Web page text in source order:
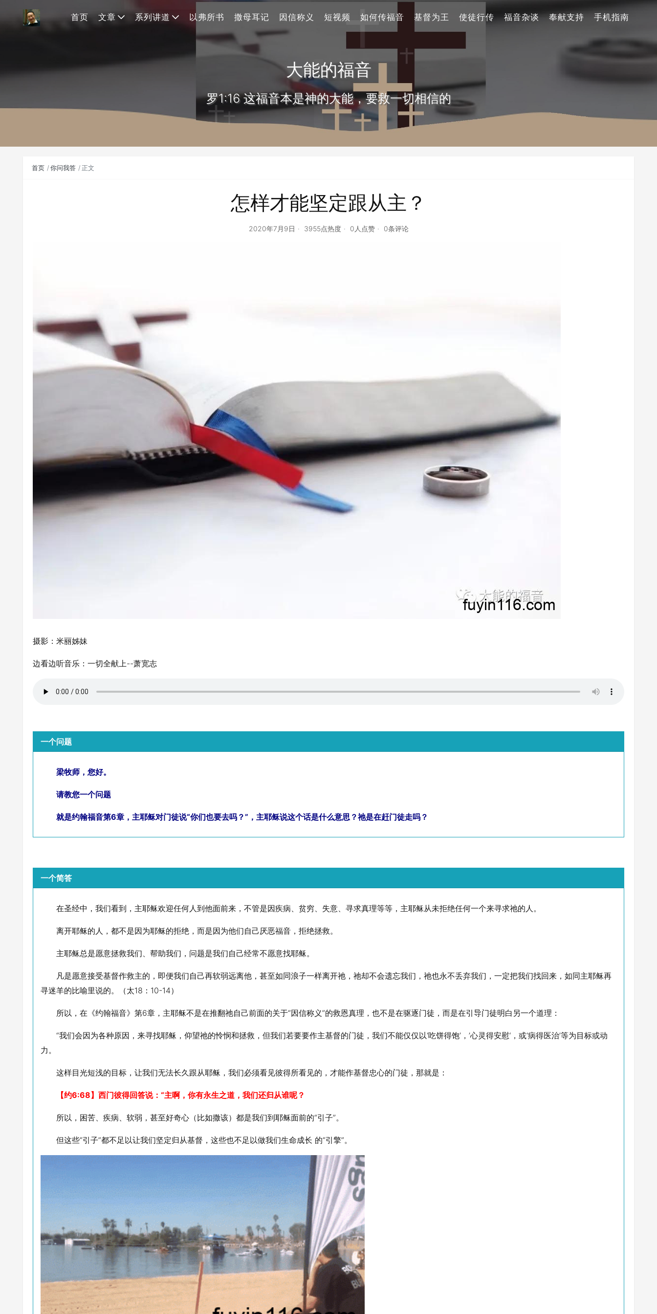
首页 文章 系列讲道 以弗所书 撒母耳记 因信称义 短视频 如何传福音 基督为王 使徒行传 福音杂谈 奉献支持 手机指南
大能的福音
罗1:16 这福音本是神的大能，要救一切相信的
首页 你问我答 正文
怎样才能坚定跟从主？
2020年7月9日 3955点热度 0人点赞 0条评论
摄影：米丽姊妹
边看边听音乐：一切全献上--萧宽志
一个问题
梁牧师，您好。
请教您一个问题
就是约翰福音第6章，主耶稣对门徒说“你们也要去吗？”，主耶稣说这个话是什么意思？祂是在赶门徒走吗？
一个简答
在圣经中，我们看到，主耶稣欢迎任何人到他面前来，不管是因疾病、贫穷、失意、寻求真理等等，主耶稣从未拒绝任何一个来寻求祂的人。
离开耶稣的人，都不是因为耶稣的拒绝，而是因为他们自己厌恶福音，拒绝拯救。
主耶稣总是愿意拯救我们、帮助我们，问题是我们自己经常不愿意找耶稣。
凡是愿意接受基督作救主的，即便我们自己再软弱远离他，甚至如同浪子一样离开祂，祂却不会遗忘我们，祂也永不丢弃我们，一定把我们找回来，如同主耶稣再
寻迷羊的比喻里说的。（太18：10-14）
所以，在《约翰福音》第6章，主耶稣不是在推翻祂自己前面的关于“因信称义”的救恩真理，也不是在驱逐门徒，而是在引导门徒明白另一个道理：
“我们会因为各种原因，来寻找耶稣，仰望祂的怜悯和拯救，但我们若要要作主基督的门徒，我们不能仅仅以‘吃饼得饱’，’心灵得安慰‘，或‘病得医治’等为目标或动
力。
这样目光短浅的目标，让我们无法长久跟从耶稣，我们必须看见彼得所看见的，才能作基督忠心的门徒，那就是：
【约6:68】西门彼得回答说：“主啊，你有永生之道，我们还归从谁呢？
所以，困苦、疾病、软弱，甚至好奇心（比如撒该）都是我们到耶稣面前的“引子”。
但这些“引子”都不足以让我们坚定归从基督，这些也不足以做我们生命成长 的“引擎”。